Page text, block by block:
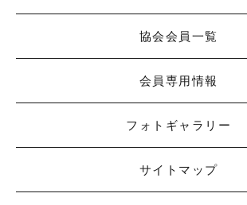
協会会員一覧
会員専用情報
フォトギャラリー
サイトマップ